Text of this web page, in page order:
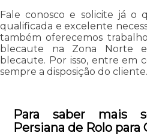
Fale conosco e solicite já o
qualificada e excelente
também oferecemos
blecaute na Zona Norte
blecaute. Por isso, entre em
sempre a disposição do cliente.
Para saber mais
Persiana de Rolo